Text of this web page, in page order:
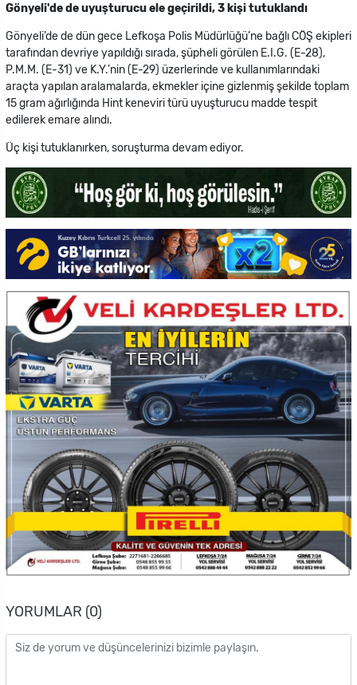
Gönyeli'de de uyuşturucu ele geçirildi, 3 kişi tutuklandı
Gönyeli’de de dün gece Lefkoşa Polis Müdürlüğü’ne bağlı CÖŞ ekipleri
tarafından devriye yapıldığı sırada, şüpheli görülen E.I.G. (E-28),
P.M.M. (E-31) ve K.Y.’nin (E-29) üzerlerinde ve kullanımlarındaki
araçta yapılan aralamalarda, ekmekler içine gizlenmiş şekilde toplam
15 gram ağırlığında Hint keneviri türü uyuşturucu madde tespit
edilerek emare alındı.
Üç kişi tutuklanırken, soruşturma devam ediyor.
YORUMLAR (0)